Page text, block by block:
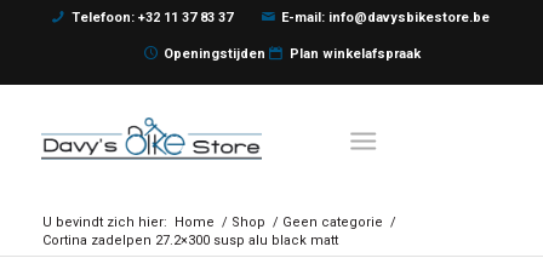
Telefoon: +32 11 37 83 37 E-mail: info@davysbikestore.be
Openingstijden Plan winkelafspraak
U bevindt zich hier: Home / Shop / Geen categorie /
Cortina zadelpen 27.2×300 susp alu black matt